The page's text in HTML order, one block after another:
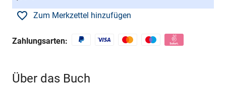
Zum Merkzettel hinzufügen
Zahlungsarten:
Über das Buch